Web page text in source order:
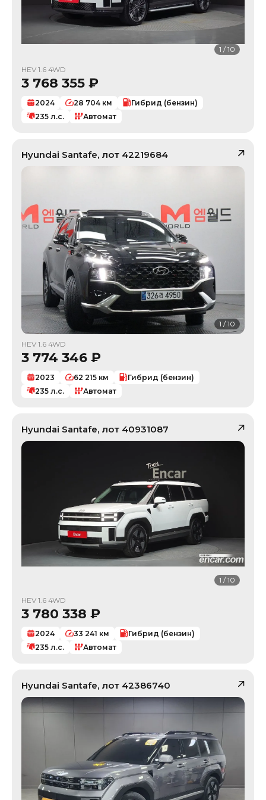
1 /10
HEV 1.6 4WD
3 768 355 ₽
2024 28 704 км
Гибрид (бензин)
235 л.с. Автомат
Hyundai Santafe, лот 42219684
1 /10
HEV 1.6 4WD
3 774 346 ₽
2023 62 215 км
Гибрид (бензин)
235 л.с. Автомат
Hyundai Santafe, лот 40931087
1 /10
HEV 1.6 4WD
3 780 338 ₽
2024 33 241 км
Гибрид (бензин)
235 л.с. Автомат
Hyundai Santafe, лот 42386740